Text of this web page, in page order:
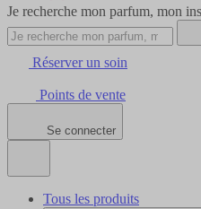
Je recherche mon parfum, mon
Réserver un soin
Points de vente
Se connecter
Tous les produits